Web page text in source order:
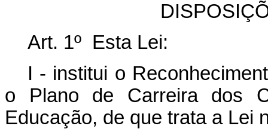
Art. 1º Esta Lei:
I - institui o
o Plano de Carreira dos
Educação, de que trata a Lei